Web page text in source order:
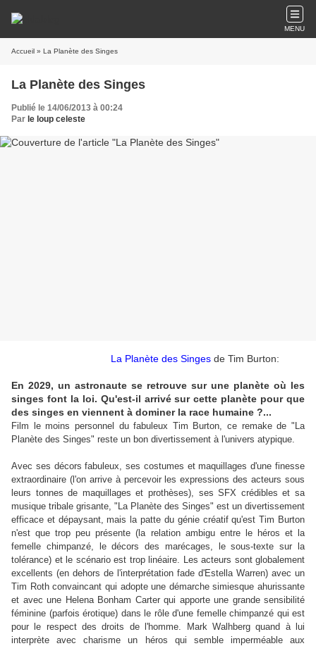
MENU
Accueil » La Planète des Singes
La Planète des Singes
Publié le 14/06/2013 à 00:24
Par le loup celeste
La Planète des Singes de Tim Burton:
En 2029, un astronaute se retrouve sur une planète où les
singes font la loi. Qu'est-il arrivé sur cette planète pour que
des singes en viennent à dominer la race humaine ?...
Film le moins personnel du fabuleux Tim Burton, ce remake de "La
Planète des Singes" reste un bon divertissement à l'univers atypique.
Avec ses décors fabuleux, ses costumes et maquillages d'une finesse
extraordinaire (l'on arrive à percevoir les expressions des acteurs sous
leurs tonnes de maquillages et prothèses), ses SFX crédibles et sa
musique tribale grisante, "La Planète des Singes" est un divertissement
efficace et dépaysant, mais la patte du génie créatif qu'est Tim Burton
n'est que trop peu présente (la relation ambigu entre le héros et la
femelle chimpanzé, le décors des marécages, le sous-texte sur la
tolérance) et le scénario est trop linéaire. Les acteurs sont globalement
excellents (en dehors de l'interprétation fade d'Estella Warren) avec un
Tim Roth convaincant qui adopte une démarche simiesque ahurissante
et avec une Helena Bonham Carter qui apporte une grande sensibilité
féminine (parfois érotique) dans le rôle d'une femelle chimpanzé qui est
pour le respect des droits de l'homme. Mark Walhberg quand à lui
interprète avec charisme un héros qui semble imperméable aux